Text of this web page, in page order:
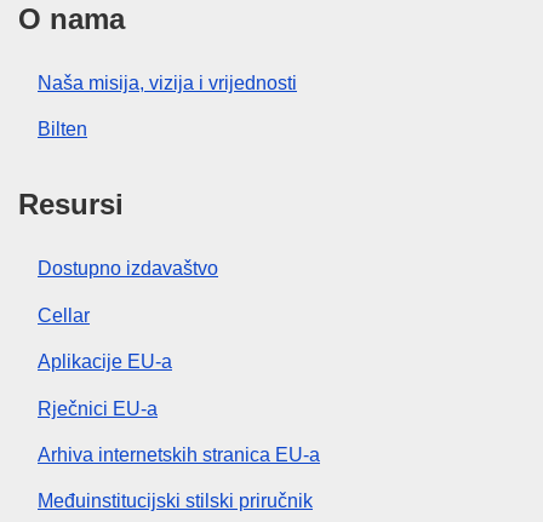
O nama
Naša misija, vizija i vrijednosti
Bilten
Resursi
Dostupno izdavaštvo
Cellar
Aplikacije EU-a
Rječnici EU-a
Arhiva internetskih stranica EU-a
Međuinstitucijski stilski priručnik